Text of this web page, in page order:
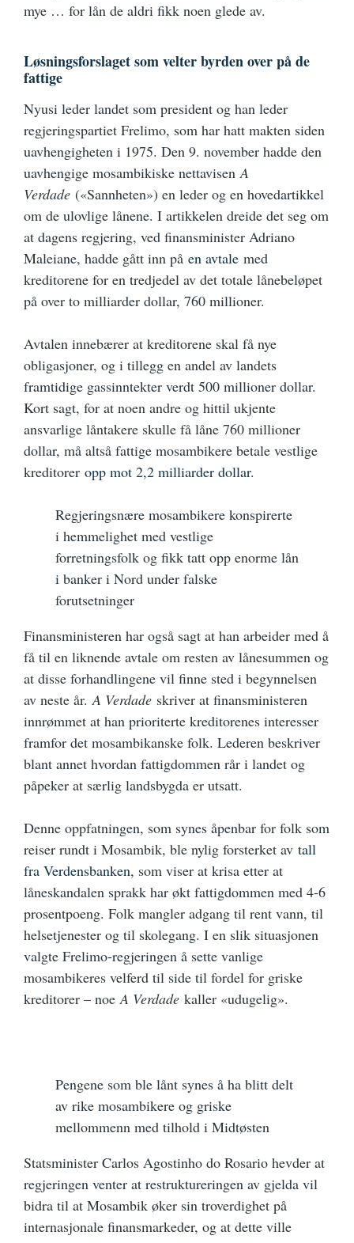
mye … for lån de aldri fikk noen glede av.
Løsningsforslaget som velter byrden over på de
fattige
Nyusi leder landet som president og han leder
regjeringspartiet Frelimo, som har hatt makten siden
uavhengigheten i 1975. Den 9. november hadde den
uavhengige mosambikiske nettavisen A
Verdade («Sannheten») en leder og en hovedartikkel
om de ulovlige lånene. I artikkelen dreide det seg om
at dagens regjering, ved finansminister Adriano
Maleiane, hadde gått inn på en avtale med
kreditorene for en tredjedel av det totale lånebeløpet
på over to milliarder dollar, 760 millioner.
Avtalen innebærer at kreditorene skal få nye
obligasjoner, og i tillegg en andel av landets
framtidige gassinntekter verdt 500 millioner dollar.
Kort sagt, for at noen andre og hittil ukjente
ansvarlige låntakere skulle få låne 760 millioner
dollar, må altså fattige mosambikere betale vestlige
kreditorer opp mot 2,2 milliarder dollar.
Regjeringsnære mosambikere konspirerte
i hemmelighet med vestlige
forretningsfolk og fikk tatt opp enorme lån
i banker i Nord under falske
forutsetninger
Finansministeren har også sagt at han arbeider med å
få til en liknende avtale om resten av lånesummen og
at disse forhandlingene vil finne sted i begynnelsen
av neste år. A Verdade skriver at finansministeren
innrømmet at han prioriterte kreditorenes interesser
framfor det mosambikanske folk. Lederen beskriver
blant annet hvordan fattigdommen rår i landet og
påpeker at særlig landsbygda er utsatt.
Denne oppfatningen, som synes åpenbar for folk som
reiser rundt i Mosambik, ble nylig forsterket av tall
fra Verdensbanken, som viser at krisa etter at
låneskandalen sprakk har økt fattigdommen med 4-6
prosentpoeng. Folk mangler adgang til rent vann, til
helsetjenester og til skolegang. I en slik situasjonen
valgte Frelimo-regjeringen å sette vanlige
mosambikeres velferd til side til fordel for griske
kreditorer – noe A Verdade kaller «udugelig».
Pengene som ble lånt synes å ha blitt delt
av rike mosambikere og griske
mellommenn med tilhold i Midtøsten
Statsminister Carlos Agostinho do Rosario hevder at
regjeringen venter at restruktureringen av gjelda vil
bidra til at Mosambik øker sin troverdighet på
internasjonale finansmarkeder, og at dette ville